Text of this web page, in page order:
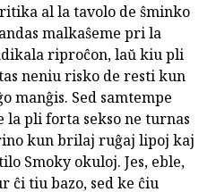
al la tavolo de ŝminko
malkaŝeme pri la
riproĉon, laŭ kiu pli
neniu risko de resti kun
manĝis. Sed samtempe
pli forta sekso ne turnas
kun brilaj ruĝaj lipoj kaj
Smoky okuloj. Jes, eble,
ĉi tiu bazo, sed ke ĉiu